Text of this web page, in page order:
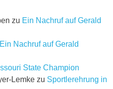
zu Ein Nachruf auf Gerald
Ein Nachruf auf Gerald
State Champion
Lemkezu Sportlerehrung in